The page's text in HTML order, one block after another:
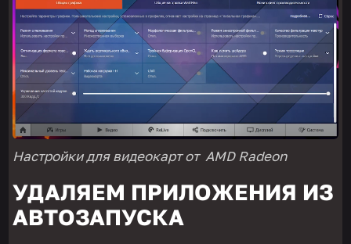
Настройки для видеокарт от AMD Radeon
УДАЛЯЕМ ПРИЛОЖЕНИЯ ИЗ
АВТОЗАПУСКА